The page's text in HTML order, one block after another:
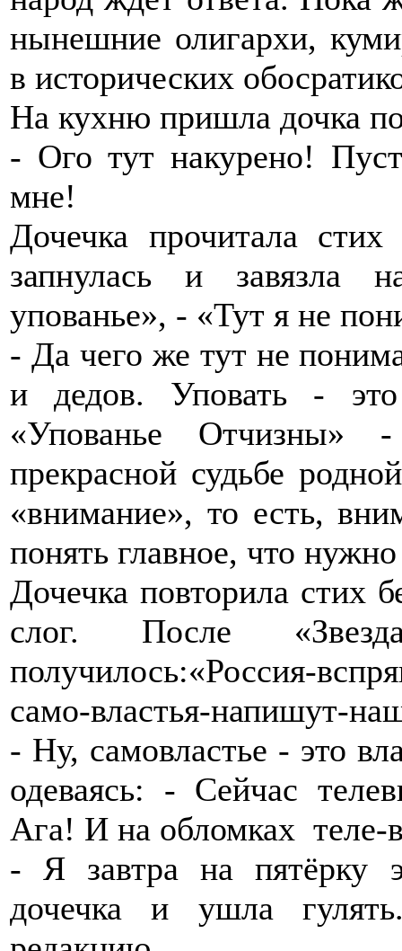
нынешние олигархи,
в исторических
На кухню пришла дочка
- Ого тут накурено!
мне!
Дочечка прочитала
запнулась и завязла
упованье», - «Тут я не
- Да чего же тут не
и дедов. Уповать - это
«Упованье Отчизны»
прекрасной судьбе
«внимание», то есть,
понять главное, что
Дочечка повторила стих
слог. После
получилось:«Россия-
само-властья-напишут-
- Ну, самовластье - это
одеваясь: - Сейчас
Ага! И на обломках
- Я завтра на пятёрку
дочечка и ушла